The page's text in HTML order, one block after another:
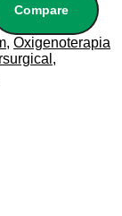
Compare
, Oxigenoterapia